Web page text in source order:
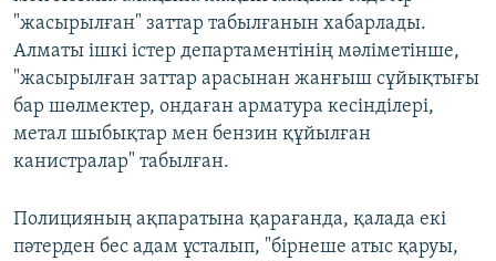
"жасырылған" заттар табылғанын хабарлады.
Алматы ішкі істер департаментінің мәліметінше,
"жасырылған заттар арасынан жанғыш сұйықтығы
бар шөлмектер, ондаған арматура кесінділері,
метал шыбықтар мен бензин құйылған
канистралар" табылған.
Полицияның ақпаратына қарағанда, қалада екі
пәтерден бес адам ұсталып, "бірнеше атыс қаруы,